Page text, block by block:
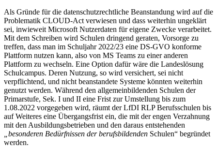
Als Gründe für die datenschutzrechtliche Beanstandung wird auf die
Problematik CLOUD-Act verwiesen und dass weiterhin ungeklärt
sei, inwieweit Microsoft Nutzerdaten für eigene Zwecke verarbeitet.
Mit dem Schreiben wird Schulen dringend geraten, Vorsorge zu
treffen, dass man im Schuljahr 2022/23 eine DS-GVO konforme
Plattform nutzen kann, also von MS Teams zu einer anderen
Plattform zu wechseln. Eine Option dafür wäre die Landeslösung
Schulcampus. Deren Nutzung, so wird versichert, sei nicht
verpflichtend, und nicht beanstandete Systeme könnten weiterhin
genutzt werden. Während den allgemeinbildenden Schulen der
Primarstufe, Sek. I und II eine Frist zur Umstellung bis zum
1.08.2022 vorgegeben wird, räumt der LfDI RLP Berufsschulen bis
auf Weiteres eine Übergangsfrist ein, die mit der engen Verzahnung
mit den Ausbildungsbetrieben und den daraus entstehenden
„besonderen Bedürfnissen der berufsbildenden Schulen“ begründet
werden.